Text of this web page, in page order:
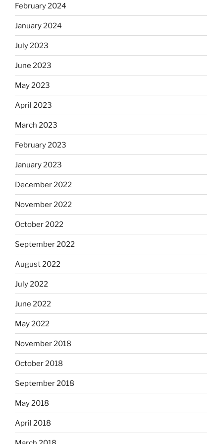
February 2024
January 2024
July 2023
June 2023
May 2023
April 2023
March 2023
February 2023
January 2023
December 2022
November 2022
October 2022
September 2022
August 2022
July 2022
June 2022
May 2022
November 2018
October 2018
September 2018
May 2018
April 2018